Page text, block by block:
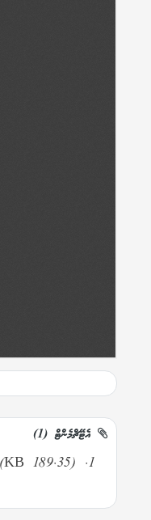
އެޓޭޗްމެންޓް (1)
(189.35 KB)